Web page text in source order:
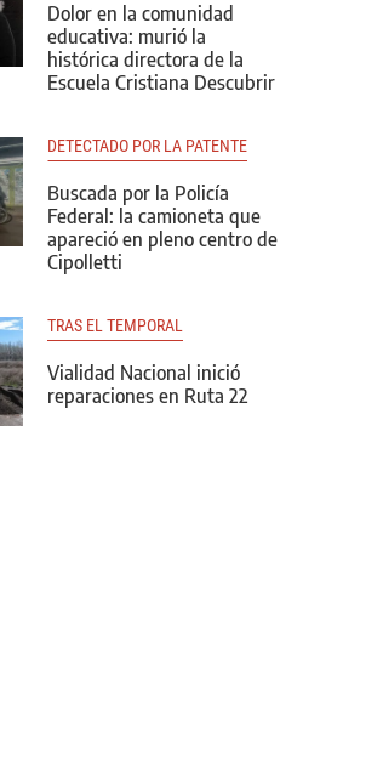
Dolor en la comunidad
educativa: murió la
histórica directora de la
Escuela Cristiana Descubrir
DETECTADO POR LA PATENTE
Buscada por la Policía
Federal: la camioneta que
apareció en pleno centro de
Cipolletti
TRAS EL TEMPORAL
Vialidad Nacional inició
reparaciones en Ruta 22